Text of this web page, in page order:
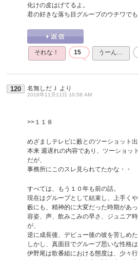
化けの皮はげてるよ。
君の好きな落ち目グループのウチワでも
それな！ 15 うーん…
120 名無しだＪ より
2016年11月11日 10:58 AM
>>１１８
めざましテレビに藪とのツーショット出
本来 週遅れの内容であり、ツーショッ
だが、
事務所にこのスレ見られてたかな・・
すべては、もう１０年も前の話。
現在はグループとして結束し、上手く
藪にも、精神的に大変だった時期があっ
容姿、声、飲みこみの早さ、ジュニア
が、
逆に成長後、デビュー後の彼を苦しめた
しかし、真面目でグループ思いな性格は
伊野尾は歌番組における態度は、少々行